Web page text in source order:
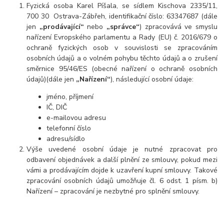
Fyzická osoba Karel Píšala, se sídlem Kischova 2335/11,
700 30 Ostrava-Zábřeh, identifikační číslo: 63347687 (dále
jen „prodávající“ nebo „správce“) zpracovává ve smyslu
nařízení Evropského parlamentu a Rady (EU) č. 2016/679 o
ochraně fyzických osob v souvislosti se zpracováním
osobních údajů a o volném pohybu těchto údajů a o zrušení
směrnice 95/46/ES (obecné nařízení o ochraně osobních
údajů)(dále jen „Nařízení“), následující osobní údaje:
jméno, příjmení
IČ, DIČ
e-mailovou adresu
telefonní číslo
adresu/sídlo
Výše uvedené osobní údaje je nutné zpracovat pro
odbavení objednávek a další plnění ze smlouvy, pokud mezi
vámi a prodávajícím dojde k uzavření kupní smlouvy. Takové
zpracování osobních údajů umožňuje čl. 6 odst. 1 písm. b)
Nařízení – zpracování je nezbytné pro splnění smlouvy.